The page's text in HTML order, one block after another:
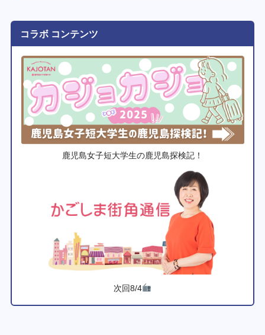
コラボ コンテンツ
鹿児島女子短大学生の鹿児島探検記！
次回8/4